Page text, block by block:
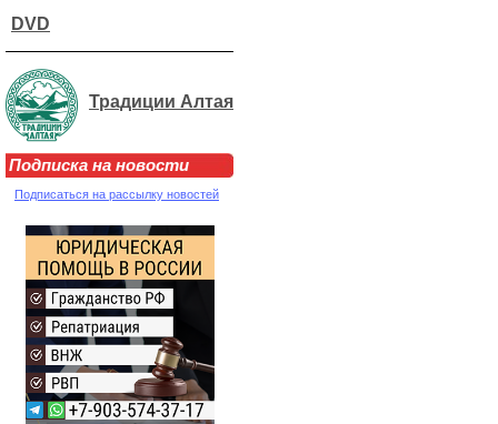
DVD
Традиции Алтая
Подписка на новости
Подписаться на рассылку новостей